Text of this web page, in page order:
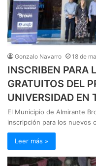
Gonzalo Navarro 18 de
INSCRIBEN PARA
GRATUITOS DEL
UNIVERSIDAD EN
El Municipio de Almirante
inscripción para los nuevos
Leer más »